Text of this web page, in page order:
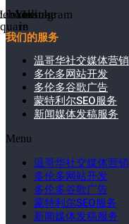
in
Youtube
Instagram
我们的服务
温哥华社交媒体营销
多伦多网站开发
多伦多谷歌广告
蒙特利尔SEO服务
新闻媒体发稿服务
Menu
温哥华社交媒体营销
多伦多网站开发
多伦多谷歌广告
蒙特利尔SEO服务
新闻媒体发稿服务